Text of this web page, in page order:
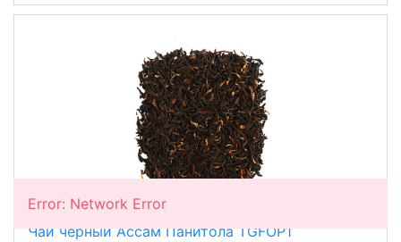
Чай черный Ассам Панитола TGFOP1
Error: Network Error